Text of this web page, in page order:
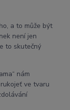
a to může být
není jen
to skutečný
nám
ve tvaru